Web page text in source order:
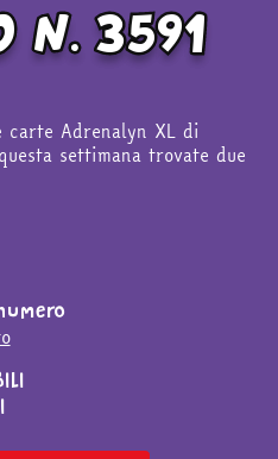
3591
carte Adrenalyn XL di
settimana trovate due